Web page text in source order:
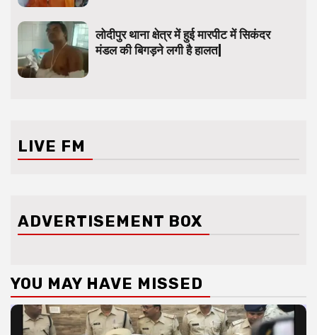
लोदीपुर थाना क्षेत्र में हुई मारपीट में सिकंदर
मंडल की बिगड़ने लगी है हालत|
LIVE FM
ADVERTISEMENT BOX
YOU MAY HAVE MISSED